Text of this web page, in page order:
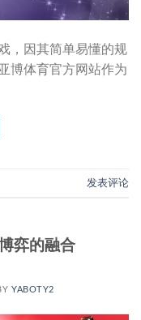
，因其简单易懂的规
博体育官方网站作为
发表评论
弈的融合
YABOTY2